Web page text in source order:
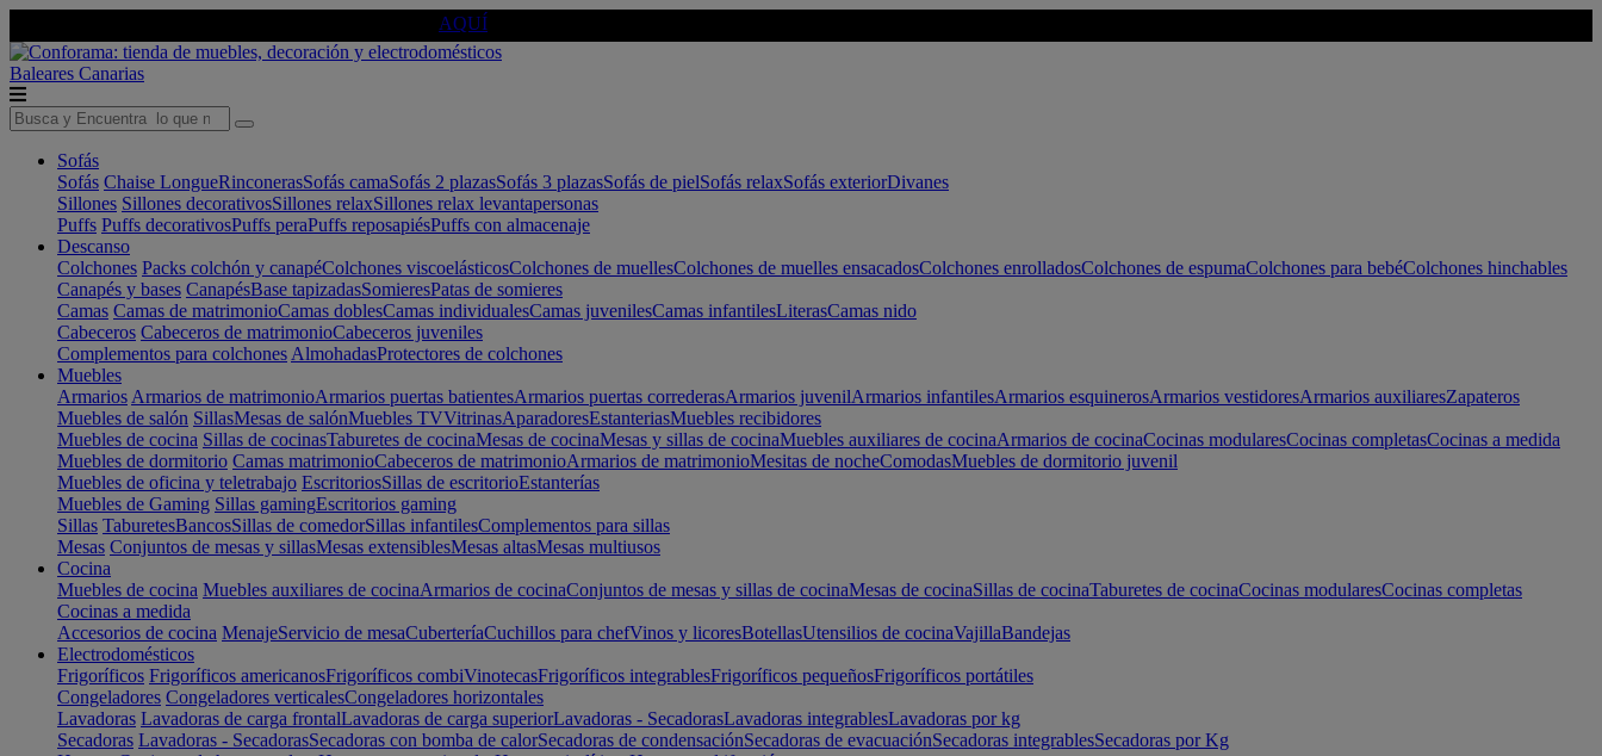
AQUÍ
Baleares Canarias
Sofás
Sofás Chaise LongueRinconerasSofás camaSofás 2 plazasSofás 3 plazasSofás de pielSofás relaxSofás exteriorDivanes
Sillones Sillones decorativosSillones relaxSillones relax levantapersonas
Puffs Puffs decorativosPuffs peraPuffs reposapiésPuffs con almacenaje
Descanso
Colchones Packs colchón y canapéColchones viscoelásticosColchones de muellesColchones de muelles ensacadosColchones enrolladosColchones de espumaColchones para bebéColchones hinchables
Canapés y bases CanapésBase tapizadasSomieresPatas de somieres
Camas Camas de matrimonioCamas doblesCamas individualesCamas juvenilesCamas infantilesLiterasCamas nido
Cabeceros Cabeceros de matrimonioCabeceros juveniles
Complementos para colchones AlmohadasProtectores de colchones
Muebles
Armarios Armarios de matrimonioArmarios puertas batientesArmarios puertas correderasArmarios juvenilArmarios infantilesArmarios esquinerosArmarios vestidoresArmarios auxiliaresZapateros
Muebles de salón SillasMesas de salónMuebles TVVitrinasAparadoresEstanteriasMuebles recibidores
Muebles de cocina Sillas de cocinasTaburetes de cocinaMesas de cocinaMesas y sillas de cocinaMuebles auxiliares de cocinaArmarios de cocinaCocinas modularesCocinas completasCocinas a medida
Muebles de dormitorio Camas matrimonioCabeceros de matrimonioArmarios de matrimonioMesitas de nocheComodasMuebles de dormitorio juvenil
Muebles de oficina y teletrabajo EscritoriosSillas de escritorioEstanterías
Muebles de Gaming Sillas gamingEscritorios gaming
Sillas TaburetesBancosSillas de comedorSillas infantilesComplementos para sillas
Mesas Conjuntos de mesas y sillasMesas extensiblesMesas altasMesas multiusos
Cocina
Muebles de cocina Muebles auxiliares de cocinaArmarios de cocinaConjuntos de mesas y sillas de cocinaMesas de cocinaSillas de cocinaTaburetes de cocinaCocinas modularesCocinas completas
Cocinas a medida
Accesorios de cocina MenajeServicio de mesaCuberteríaCuchillos para chefVinos y licoresBotellasUtensilios de cocinaVajillaBandejas
Electrodomésticos
Frigoríficos Frigoríficos americanosFrigoríficos combiVinotecasFrigoríficos integrablesFrigoríficos pequeñosFrigoríficos portátiles
Congeladores Congeladores verticalesCongeladores horizontales
Lavadoras Lavadoras de carga frontalLavadoras de carga superiorLavadoras - SecadorasLavadoras integrablesLavadoras por kg
Secadoras Lavadoras - SecadorasSecadoras con bomba de calorSecadoras de condensaciónSecadoras de evacuaciónSecadoras integrablesSecadoras por Kg